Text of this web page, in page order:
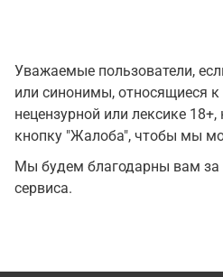
Уважаемые пользователи,
или синонимы, относящиеся к
нецензурной или лексике
кнопку "Жалоба", чтобы мы
Мы будем благодарны вам за
сервиса.